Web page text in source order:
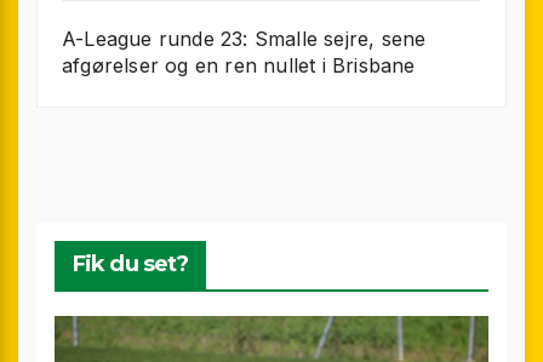
A-League runde 23: Smalle sejre, sene
afgørelser og en ren nullet i Brisbane
Fik du set?